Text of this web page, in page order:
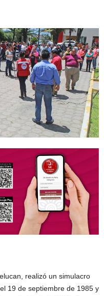
realizó un simulacro
19 de septiembre de 1985 y